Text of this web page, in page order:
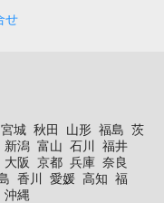
せ
宮城 秋田 山形 福島 茨
新潟 富山 石川
福井
大阪 京都 兵庫 奈良
香川 愛媛 高知 福
沖縄